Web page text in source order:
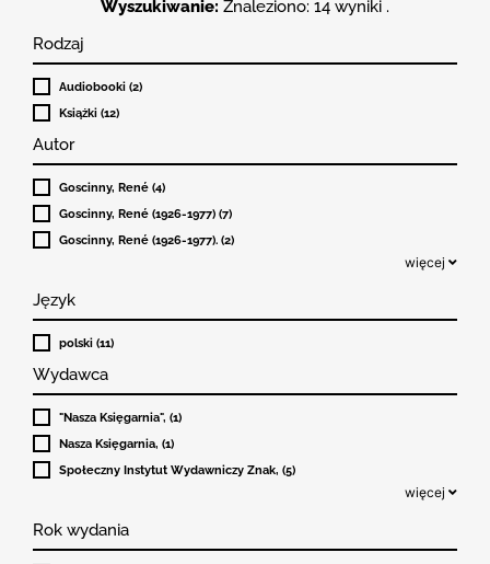
Wyszukiwanie: Znaleziono: 14 wyniki .
Rodzaj
Audiobooki (2)
Książki (12)
Autor
Goscinny, René (4)
Goscinny, René (1926-1977) (7)
Goscinny, René (1926-1977). (2)
więcej
Język
polski (11)
Wydawca
"Nasza Księgarnia", (1)
Nasza Księgarnia, (1)
Społeczny Instytut Wydawniczy Znak, (5)
więcej
Rok wydania